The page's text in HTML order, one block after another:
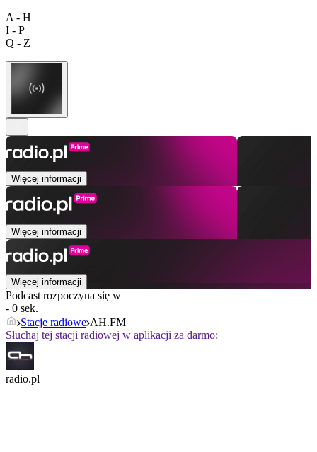
A - H
I - P
Q - Z
Więcej informacji
Więcej informacji
Więcej informacji
Podcast rozpoczyna się w
- 0 sek.
Stacje radiowe AH.FM
Słuchaj tej stacji radiowej w aplikacji za darmo:
radio.pl